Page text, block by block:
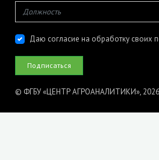
Даю согласие на обработку своих
© ФГБУ «ЦЕНТР АГРОАНАЛИТИКИ», 2026